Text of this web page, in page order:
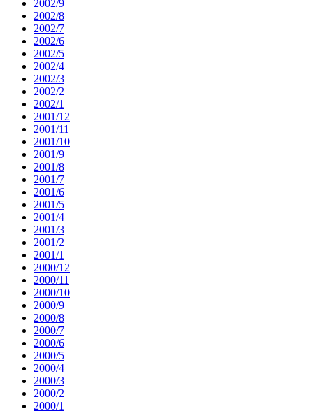
2002/9
2002/8
2002/7
2002/6
2002/5
2002/4
2002/3
2002/2
2002/1
2001/12
2001/11
2001/10
2001/9
2001/8
2001/7
2001/6
2001/5
2001/4
2001/3
2001/2
2001/1
2000/12
2000/11
2000/10
2000/9
2000/8
2000/7
2000/6
2000/5
2000/4
2000/3
2000/2
2000/1